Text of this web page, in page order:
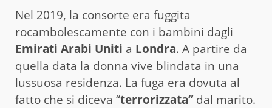
Nel 2019, la consorte era fuggita
rocambolescamente con i bambini dagli
Emirati Arabi Uniti a Londra. A partire da
quella data la donna vive blindata in una
lussuosa residenza. La fuga era dovuta al
fatto che si diceva “terrorizzata” dal marito.